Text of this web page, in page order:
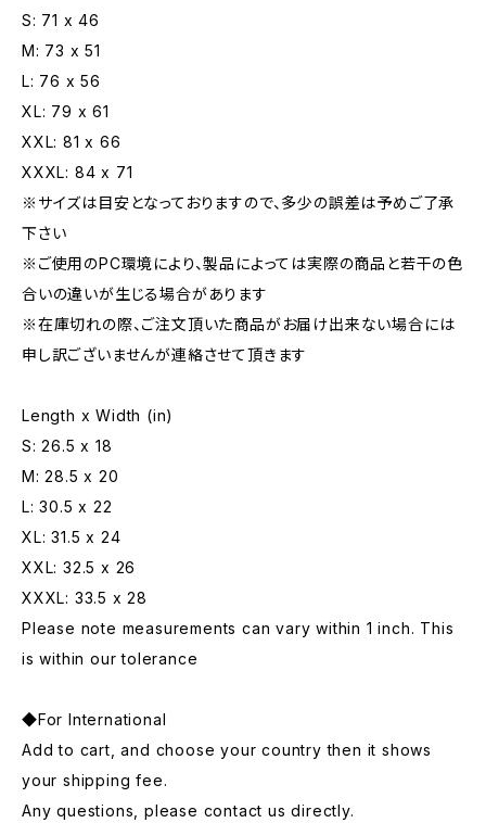
S: 71 x 46
M: 73 x 51
L: 76 x 56
XL: 79 x 61
XXL: 81 x 66
XXXL: 84 x 71
※サイズは目安となっておりますので、多少の誤差は予めご了承
下さい
※ご使用のPC環境により、製品によっては実際の商品と若干の色
合いの違いが生じる場合があります
※在庫切れの際、ご注文頂いた商品がお届け出来ない場合には
申し訳ございませんが連絡させて頂きます
Length x Width (in)
S: 26.5 x 18
M: 28.5 x 20
L: 30.5 x 22
XL: 31.5 x 24
XXL: 32.5 x 26
XXXL: 33.5 x 28
Please note measurements can vary within 1 inch. This
is within our tolerance
◆For International
Add to cart, and choose your country then it shows
your shipping fee.
Any questions, please contact us directly.